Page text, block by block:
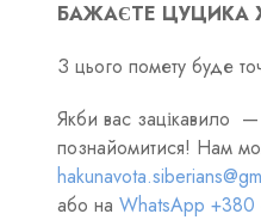
БАЖАЄТЕ ЦУЦИКА
З цього помету буде
Якби вас зацікавило
познайомитися! Нам
або на WhatsApp